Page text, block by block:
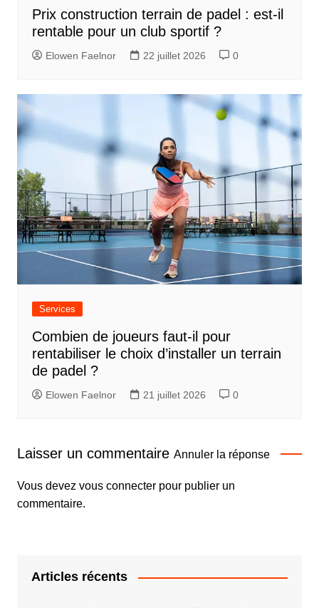
Prix construction terrain de padel : est-il
rentable pour un club sportif ?
Elowen Faelnor 22 juillet 2026 0
Services
Combien de joueurs faut-il pour
rentabiliser le choix d’installer un terrain
de padel ?
Elowen Faelnor 21 juillet 2026 0
Laisser un commentaire Annuler la réponse
Vous devez vous connecterpour publier un
commentaire.
Articles récents